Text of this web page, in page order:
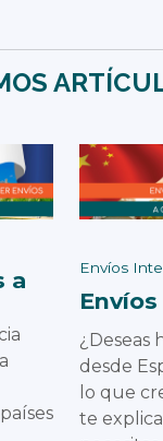
a
Envíos
¿Deseas
desde
lo que
te